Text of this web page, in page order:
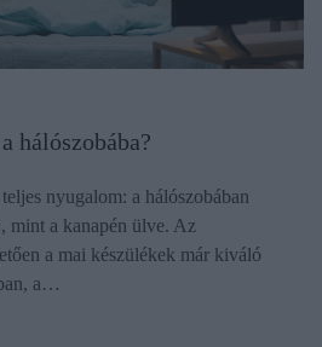
hálószobába?
nyugalom: a hálószobában
mint a kanapén ülve. Az
a mai készülékek már kiváló
a…